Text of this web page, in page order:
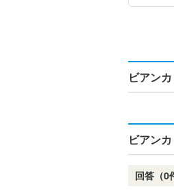
ビアン
ビアン
回答（0